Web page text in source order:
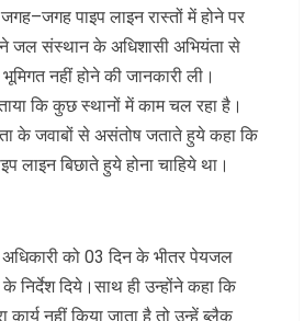
जगह–जगह पाइप लाइन रास्तों में होने पर
जल संस्थान के अधिशासी अभियंता से
नहीं होने की जानकारी ली।
कि कुछ स्थानों में काम चल रहा है।
के जवाबों से असंतोष जताते हुये कहा कि
लाइन बिछाते हुये होना चाहिये था।
अधिकारी को 03 दिन के भीतर पेयजल
निर्देश दिये।साथ ही उन्होंने कहा कि
कार्य नहीं किया जाता है तो उन्हें ब्लैक